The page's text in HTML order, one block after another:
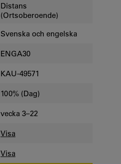
Distans
(Ortsoberoende)
Svenska och engelska
ENGA30
KAU-49571
100% (Dag)
vecka 3–22
Visa
Visa